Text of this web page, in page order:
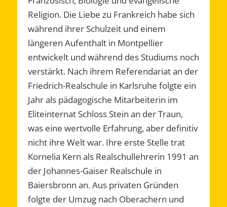
Religion. Die Liebe zu Frankreich habe sich
während ihrer Schulzeit und einem
längeren Aufenthalt in Montpellier
entwickelt und während des Studiums noch
verstärkt. Nach ihrem Referendariat an der
Friedrich-Realschule in Karlsruhe folgte ein
Jahr als pädagogische Mitarbeiterin im
Eliteinternat Schloss Stein an der Traun,
was eine wertvolle Erfahrung, aber definitiv
nicht ihre Welt war. Ihre erste Stelle trat
Kornelia Kern als Realschullehrerin 1991 an
der Johannes-Gaiser Realschule in
Baiersbronn an. Aus privaten Gründen
folgte der Umzug nach Oberachern und